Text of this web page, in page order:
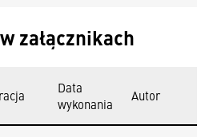
załącznikach
Data
wykonania
Autor